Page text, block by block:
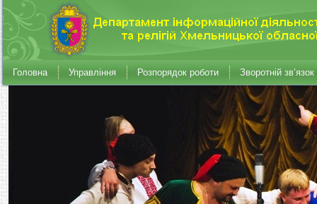
Головна Управління Розпорядок роботи Зворотній зв’язок